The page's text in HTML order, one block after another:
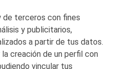
S.A.
de terceros con fines
y publicitarios,
a partir de tus datos.
creación de un perfil con
vincular tus